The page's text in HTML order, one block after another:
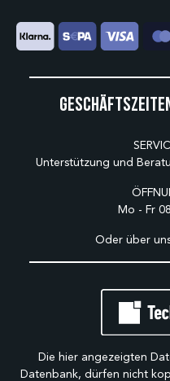
Unterstützung und
Mo - Fr
Oder über
Die hier angezeigten
Datenbank, dürfen nicht